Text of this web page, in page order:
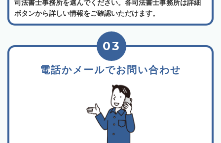
司法書士事務所を選んでください。各司法書士事務所は詳細
ボタンから詳しい情報をご確認いただけます。
電話かメールでお問い合わせ
03